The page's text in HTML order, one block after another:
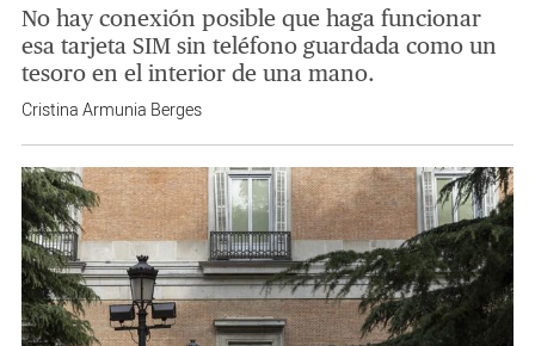
No hay conexión posible que haga funcionar
esa tarjeta SIM sin teléfono guardada como un
tesoro en el interior de una mano.
Cristina Armunia Berges